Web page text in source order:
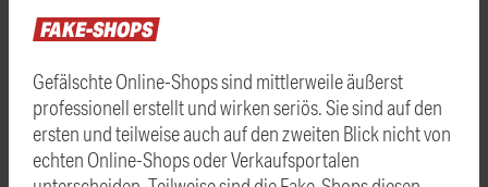
FAKE-SHOPS
Gefälschte Online-Shops sind mittlerweile äußerst
professionell erstellt und wirken seriös. Sie sind auf den
ersten und teilweise auch auf den zweiten Blick nicht von
echten Online-Shops oder Verkaufsportalen